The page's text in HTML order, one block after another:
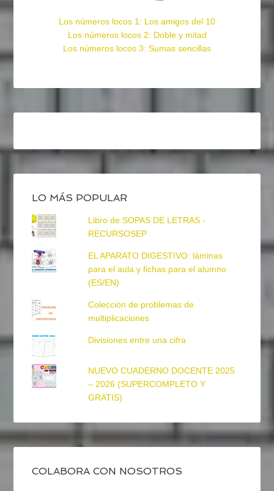
Los números locos 1: Los amigos del 10
Los números locos 2: Doble y mitad
Los números locos 3: Sumas sencillas
LO MÁS POPULAR
Libro de SOPAS DE LETRAS -
RECURSOSEP
EL APARATO DIGESTIVO: láminas
para el aula y fichas para el alumno
(ES/EN)
Colección de problemas de
multiplicaciones
Divisiones entre una cifra
NUEVO CUADERNO DOCENTE 2025
– 2026 (SUPERCOMPLETO Y
GRATIS)
COLABORA CON NOSOTROS